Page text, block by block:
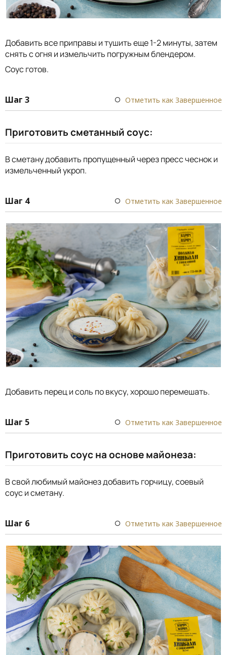
Добавить все приправы и тушить еще 1-2 минуты, затем
снять с огня и измельчить погружным блендером.
Соус готов.
Шаг 3 Отметить как Завершенное
Приготовить сметанный соус:
В сметану добавить пропущенный через пресс чеснок и
измельченный укроп.
Шаг 4 Отметить как Завершенное
Добавить перец и соль по вкусу, хорошо перемешать.
Шаг 5 Отметить как Завершенное
Приготовить соус на основе майонеза:
В свой любимый майонез добавить горчицу, соевый
соус и сметану.
Шаг 6 Отметить как Завершенное